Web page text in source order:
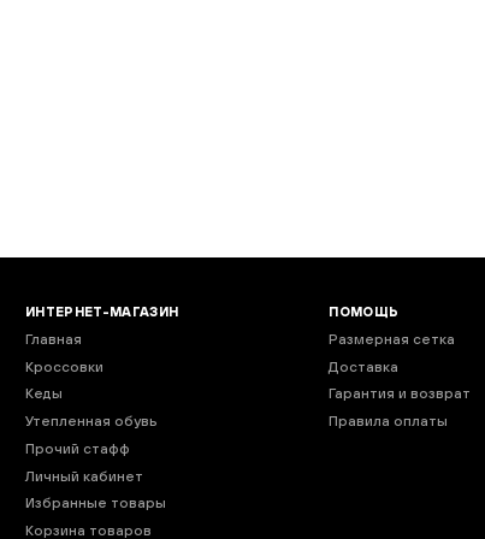
ИНТЕРНЕТ-МАГАЗИН
Главная
Кроссовки
Кеды
Утепленная обувь
Прочий стафф
Личный кабинет
Избранные товары
Корзина товаров
ПОМОЩЬ
Размерная сетка
Доставка
Гарантия и возврат
Правила оплаты